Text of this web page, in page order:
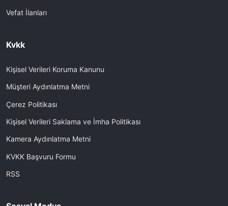
Vefat İlanları
Kvkk
Kişisel Verileri Koruma Kanunu
Müşteri Aydınlatma Metni
Çerez Politikası
Kişisel Verileri Saklama ve İmha Politikası
Kamera Aydınlatma Metni
KVKK Başvuru Formu
RSS